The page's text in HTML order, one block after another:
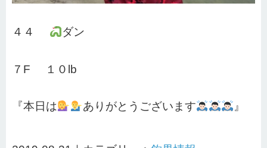
４４ ダン
７F １０lb
『本日は ありがとうございます 』